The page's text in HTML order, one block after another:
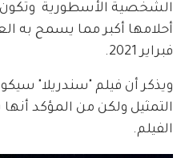
الشخصية الأسطورية
فبراير 2021.
ويذكر أن فيلم "سندريلا"
التمثيل ولكن من المؤكد
الفيلم.